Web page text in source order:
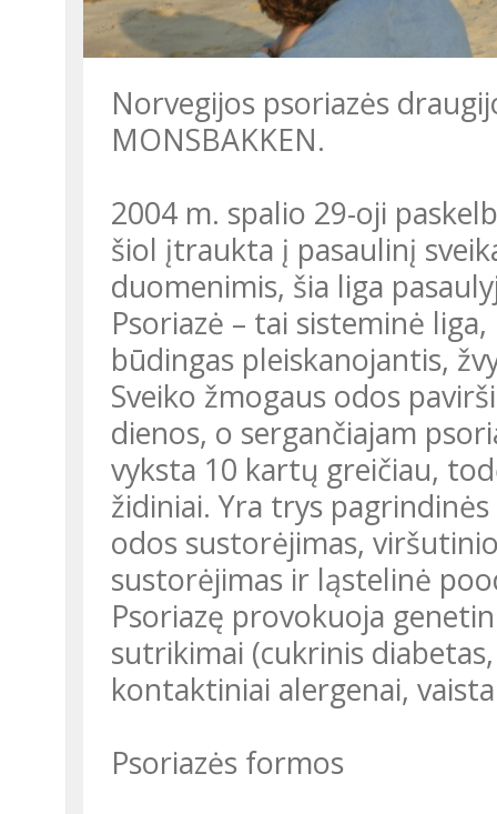
Norvegijos psoriazės
MONSBAKKEN.
2004 m. spalio 29-oji paskelbta pasauline Psoriazės diena, ji nuo
šiol įtraukta į pasaulinį
duomenimis, šia liga
Psoriazė – tai sisteminė
būdingas pleiskanojantis,
Sveiko žmogaus odos
dienos, o sergančiajam
vyksta 10 kartų greičiau,
židiniai. Yra trys
odos sustorėjimas,
sustorėjimas ir ląstelinė
Psoriazę provokuoja
sutrikimai (cukrinis
kontaktiniai alergenai,
Psoriazės formos